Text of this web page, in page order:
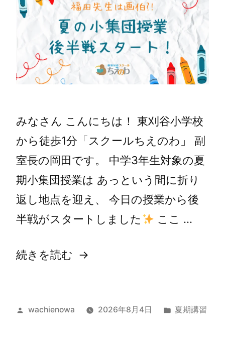
みなさん こんにちは！ 東刈谷小学校
から徒歩1分「スクールちえのわ」 副
室長の岡田です。 中学3年生対象の夏
期小集団授業は あっという間に折り
返し地点を迎え、 今日の授業から後
半戦がスタートしました
ここ …
続きを読む
wachienowa 2026年8月4日 夏期講習